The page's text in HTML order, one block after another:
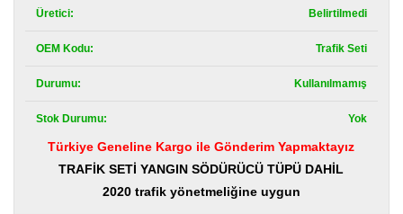
Yedek
Parça
TOFAŞ
Üretici: Belirtilmedi
OEM Kodu: Trafik Seti
Durumu: Kullanılmamış
Stok Durumu: Yok
Türkiye Geneline Kargo ile Gönderim Yapmaktayız
TRAFİK SETİ YANGIN SÖDÜRÜCÜ TÜPÜ DAHİL
2020 trafik yönetmeliğine uygun